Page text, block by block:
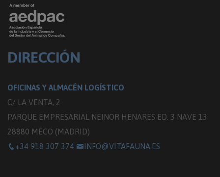
DIRECCIÓN
OFICINAS Y ALMACÉN LOGÍSTICO
C/ LA VENTA, 2
PARQUE EMPRESARIAL NEINOR HENARES ED. 3 NAVE 13
28880 MECO (MADRID)
+34 918 307 374
INFO@VITAFAUNA.ES